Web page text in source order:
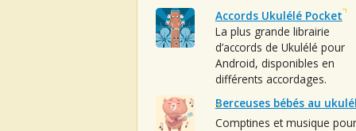
Accords Ukulélé Pocket
La plus grande librairie
d’accords de Ukulélé pour
Android, disponibles en
différents accordages.
Berceuses bébés au
Comptines et musique pour